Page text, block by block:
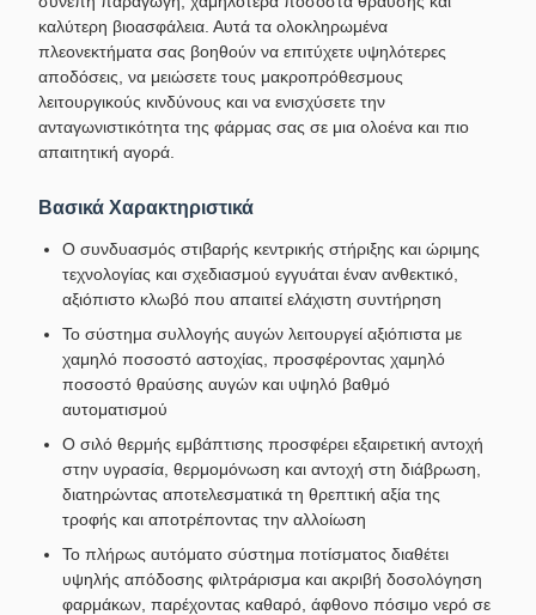
καλύτερη βιοασφάλεια. Αυτά τα ολοκληρωμένα
πλεονεκτήματα σας βοηθούν να επιτύχετε υψηλότερες
αποδόσεις, να μειώσετε τους μακροπρόθεσμους
λειτουργικούς κινδύνους και να ενισχύσετε την
ανταγωνιστικότητα της φάρμας σας σε μια ολοένα και πιο
απαιτητική αγορά.
Βασικά Χαρακτηριστικά
Ο συνδυασμός στιβαρής κεντρικής στήριξης και ώριμης
τεχνολογίας και σχεδιασμού εγγυάται έναν ανθεκτικό,
αξιόπιστο κλωβό που απαιτεί ελάχιστη συντήρηση
Το σύστημα συλλογής αυγών λειτουργεί αξιόπιστα με
χαμηλό ποσοστό αστοχίας, προσφέροντας χαμηλό
ποσοστό θραύσης αυγών και υψηλό βαθμό
αυτοματισμού
Ο σιλό θερμής εμβάπτισης προσφέρει εξαιρετική αντοχή
στην υγρασία, θερμομόνωση και αντοχή στη διάβρωση,
διατηρώντας αποτελεσματικά τη θρεπτική αξία της
τροφής και αποτρέποντας την αλλοίωση
Το πλήρως αυτόματο σύστημα ποτίσματος διαθέτει
υψηλής απόδοσης φιλτράρισμα και ακριβή δοσολόγηση
φαρμάκων, παρέχοντας καθαρό, άφθονο πόσιμο νερό σε